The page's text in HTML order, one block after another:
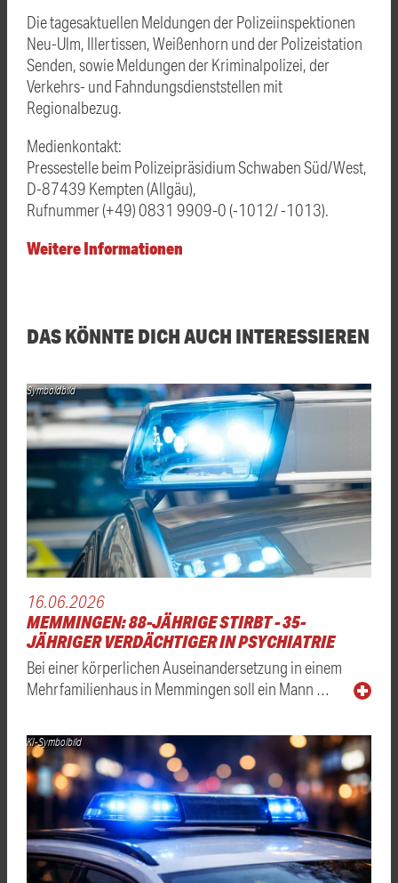
Die tagesaktuellen Meldungen der Polizeiinspektionen
Neu-Ulm, Illertissen, Weißenhorn und der Polizeistation
Senden, sowie Meldungen der Kriminalpolizei, der
Verkehrs- und Fahndungsdienststellen mit
Regionalbezug.
Medienkontakt:
Pressestelle beim Polizeipräsidium Schwaben Süd/West,
D-87439 Kempten (Allgäu),
Rufnummer (+49) 0831 9909-0 (-1012/ -1013).
Weitere Informationen
DAS KÖNNTE DICH AUCH INTERESSIEREN
Symboldbild
16.06.2026
MEMMINGEN: 88-JÄHRIGE STIRBT - 35-
JÄHRIGER VERDÄCHTIGER IN PSYCHIATRIE
Bei einer körperlichen Auseinandersetzung in einem
Mehrfamilienhaus in Memmingen soll ein Mann …
KI-Symbolbild